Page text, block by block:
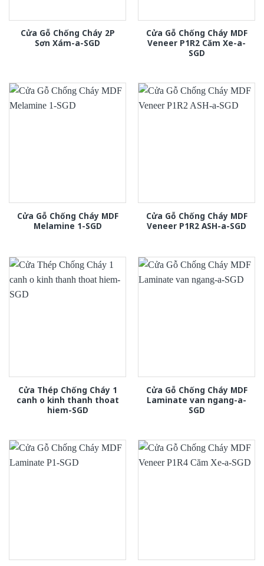
Cửa Gỗ Chống Cháy 2P
Sơn Xám-a-SGD
Cửa Gỗ Chống Cháy MDF
Veneer P1R2 Căm Xe-a-
SGD
Cửa Gỗ Chống Cháy MDF
Melamine 1-SGD
Cửa Gỗ Chống Cháy MDF
Veneer P1R2 ASH-a-SGD
Cửa Thép Chống Cháy 1
canh o kinh thanh thoat
hiem-SGD
Cửa Gỗ Chống Cháy MDF
Laminate van ngang-a-
SGD